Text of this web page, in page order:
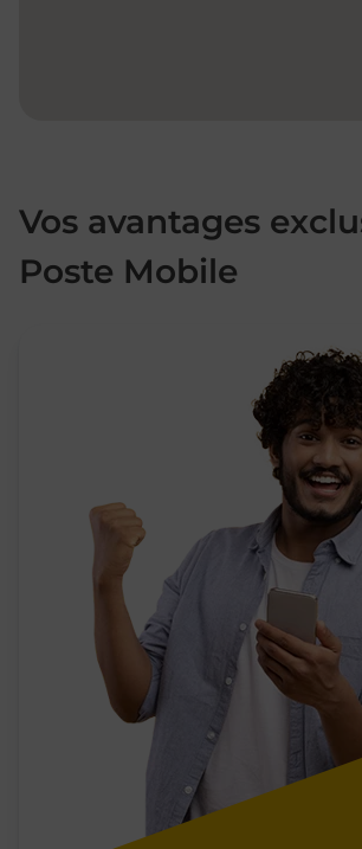
Vos avantages
Poste Mobile